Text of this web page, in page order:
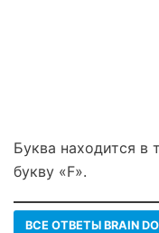
Буква находится в
букву «F».
ВСЕ ОТВЕТЫ BRAIN